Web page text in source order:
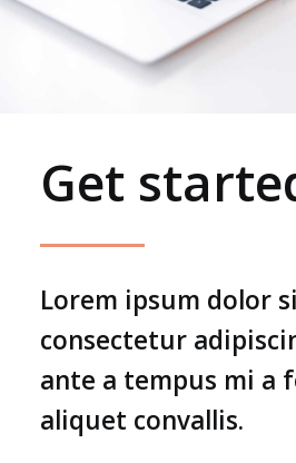
Get
Lorem ipsum dolor
consectetur
ante a tempus mi a
aliquet convallis.